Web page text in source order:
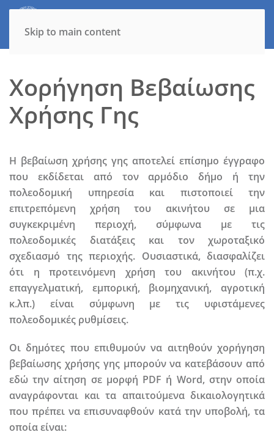
Skip to main content
Χορήγηση Βεβαίωσης
Χρήσης Γης
Η βεβαίωση χρήσης γης αποτελεί επίσημο έγγραφο
που εκδίδεται από τον αρμόδιο δήμο ή την
πολεοδομική υπηρεσία και πιστοποιεί την
επιτρεπόμενη χρήση του ακινήτου σε μια
συγκεκριμένη περιοχή, σύμφωνα με τις
πολεοδομικές διατάξεις και τον χωροταξικό
σχεδιασμό της περιοχής. Ουσιαστικά, διασφαλίζει
ότι η προτεινόμενη χρήση του ακινήτου (π.χ.
επαγγελματική, εμπορική, βιομηχανική, αγροτική
κ.λπ.) είναι σύμφωνη με τις υφιστάμενες
πολεοδομικές ρυθμίσεις.
Οι δημότες που επιθυμούν να αιτηθούν χορήγηση
βεβαίωσης χρήσης γης μπορούν να κατεβάσουν από
εδώ την αίτηση σε μορφή PDF ή Word, στην οποία
αναγράφονται και τα απαιτούμενα δικαιολογητικά
που πρέπει να επισυναφθούν κατά την υποβολή, τα
οποία είναι: